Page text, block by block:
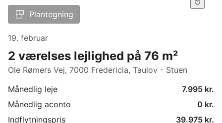
Plantegning
19. februar
2 værelses lejlighed på 76 m²
Ole Rømers Vej, 7000 Fredericia, Taulov - Stuen
Månedlig leje
7.995 kr.
Månedlig aconto
0 kr.
Indflytningspris
39.975 kr.